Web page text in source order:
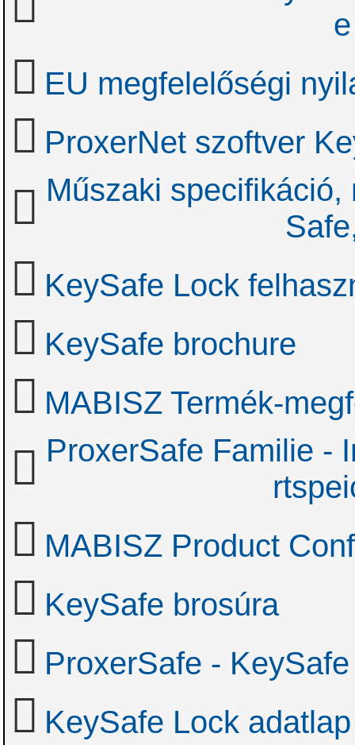
EU megfelelőségi
ProxerNet szoftver
Műszaki
KeySafe Lock
KeySafe brochure
MABISZ Termék-
ProxerSafe Familie -
MABISZ Product
KeySafe brosúra
ProxerSafe -
KeySafe Lock adatlap